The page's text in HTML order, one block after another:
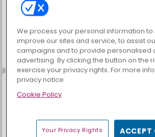
Scala 40
We process your personal information
improve our sites and service, to assist
campaigns and to provide personalised
advertising. By clicking the button on the
exercise your privacy rights. For more
privacy notice
Cookie Policy
Your Privacy Rights ACCEPT